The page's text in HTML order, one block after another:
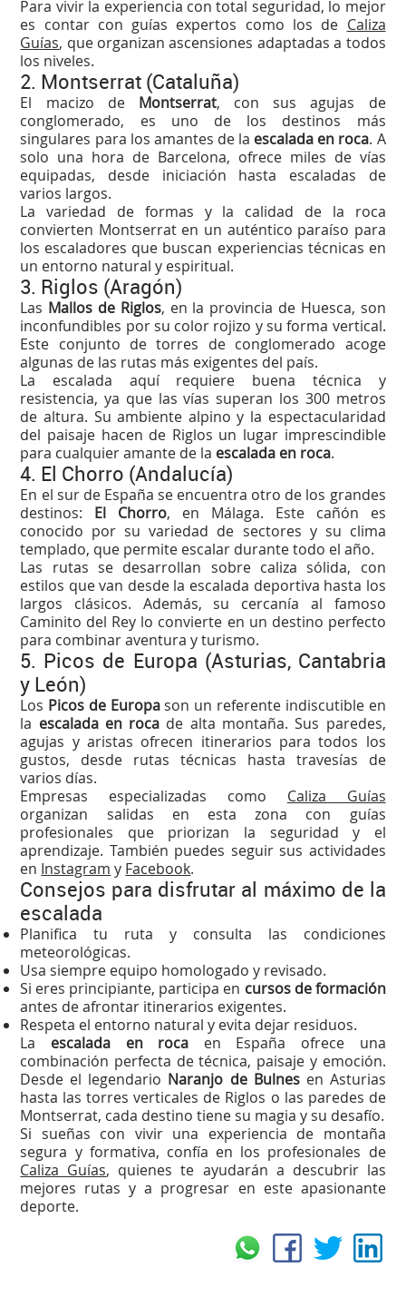
Para vivir la experiencia con total seguridad, lo mejor
es contar con guías expertos como los de Caliza
Guías, que organizan ascensiones adaptadas a todos
los niveles.
2. Montserrat (Cataluña)
El macizo de Montserrat, con sus agujas de
conglomerado, es uno de los destinos más
singulares para los amantes de la escalada en roca. A
solo una hora de Barcelona, ofrece miles de vías
equipadas, desde iniciación hasta escaladas de
varios largos.
La variedad de formas y la calidad de la roca
convierten Montserrat en un auténtico paraíso para
los escaladores que buscan experiencias técnicas en
un entorno natural y espiritual.
3. Riglos (Aragón)
Las Mallos de Riglos, en la provincia de Huesca, son
inconfundibles por su color rojizo y su forma vertical.
Este conjunto de torres de conglomerado acoge
algunas de las rutas más exigentes del país.
La escalada aquí requiere buena técnica y
resistencia, ya que las vías superan los 300 metros
de altura. Su ambiente alpino y la espectacularidad
del paisaje hacen de Riglos un lugar imprescindible
para cualquier amante de la escalada en roca.
4. El Chorro (Andalucía)
En el sur de España se encuentra otro de los grandes
destinos: El Chorro, en Málaga. Este cañón es
conocido por su variedad de sectores y su clima
templado, que permite escalar durante todo el año.
Las rutas se desarrollan sobre caliza sólida, con
estilos que van desde la escalada deportiva hasta los
largos clásicos. Además, su cercanía al famoso
Caminito del Rey lo convierte en un destino perfecto
para combinar aventura y turismo.
5. Picos de Europa (Asturias, Cantabria
y León)
Los Picos de Europason un referente indiscutible en
la escalada en roca de alta montaña. Sus paredes,
agujas y aristas ofrecen itinerarios para todos los
gustos, desde rutas técnicas hasta travesías de
varios días.
Empresas especializadas como Caliza Guías
organizan salidas en esta zona con guías
profesionales que priorizan la seguridad y el
aprendizaje. También puedes seguir sus actividades
en Instagram y Facebook.
Consejos para disfrutar al máximo de la
escalada
Planifica tu ruta y consulta las condiciones
meteorológicas.
Usa siempre equipo homologado y revisado.
Si eres principiante, participa en cursos de formación
antes de afrontar itinerarios exigentes.
Respeta el entorno natural y evita dejar residuos.
La escalada en roca en España ofrece una
combinación perfecta de técnica, paisaje y emoción.
Desde el legendario Naranjo de Bulnesen Asturias
hasta las torres verticales de Riglos o las paredes de
Montserrat, cada destino tiene su magia y su desafío.
Si sueñas con vivir una experiencia de montaña
segura y formativa, confía en los profesionales de
Caliza Guías, quienes te ayudarán a descubrir las
mejores rutas y a progresar en este apasionante
deporte.